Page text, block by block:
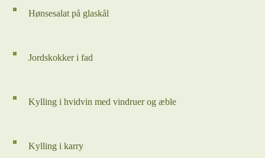
Hønsesalat på glaskål
Jordskokker i fad
Kylling i hvidvin med vindruer og æble
Kylling i karry